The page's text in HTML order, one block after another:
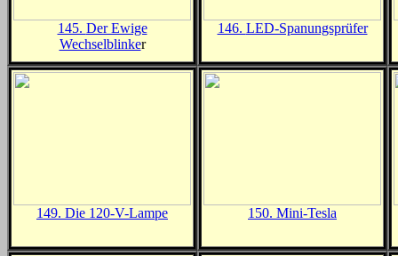
145. Der Ewige
Wechselblinker
146. LED-Spanungsprüfer
149. Die 120-V-Lampe 150. Mini-Tesla